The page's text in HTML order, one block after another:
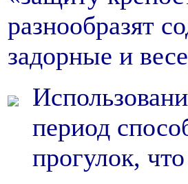
разнообразят
задорные и
период
прогулок,